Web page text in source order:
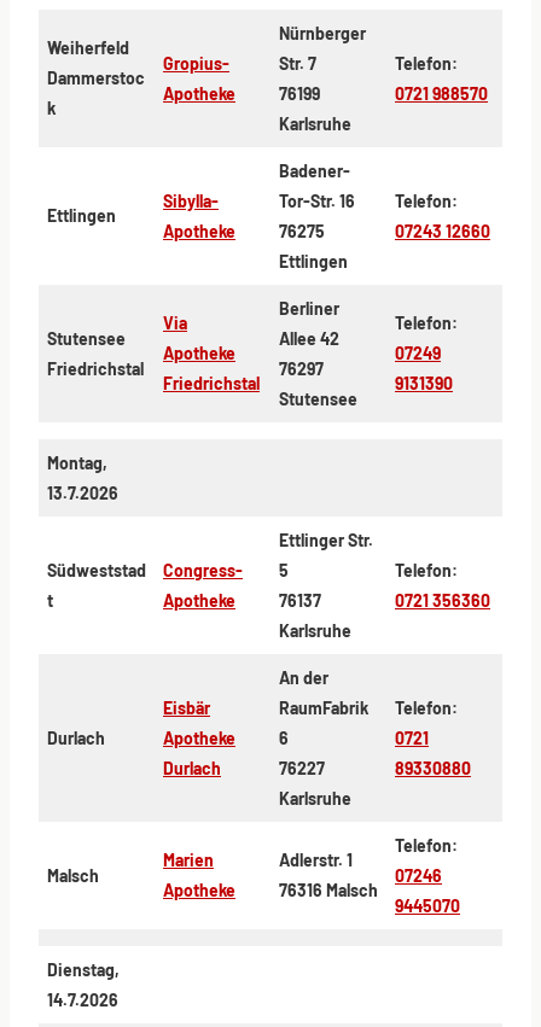
Weiherfeld
Dammerstoc
k
Gropius-
Apotheke
Nürnberger
Str. 7
76199
Karlsruhe
Telefon:
0721 988570
Ettlingen
Sibylla-
Apotheke
Badener-
Tor-Str. 16
76275
Ettlingen
Telefon:
07243 12660
Stutensee
Friedrichstal
Via
Apotheke
Friedrichstal
Berliner
Allee 42
76297
Stutensee
Telefon:
07249
9131390
Montag,
13.7.2026
Südweststad
t
Congress-
Apotheke
Ettlinger Str.
5
76137
Karlsruhe
Telefon:
0721 356360
Durlach
Eisbär
Apotheke
Durlach
An der
RaumFabrik
6
76227
Karlsruhe
Telefon:
0721
89330880
Malsch
Marien
Apotheke
Adlerstr. 1
76316 Malsch
Telefon:
07246
9445070
Dienstag,
14.7.2026